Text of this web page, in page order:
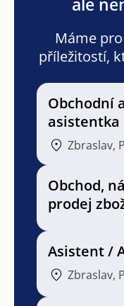
Máme
příležitostí,
Obchodní
asistentka
Zbraslav,
Obchod,
prodej
Asistent /
Zbraslav,